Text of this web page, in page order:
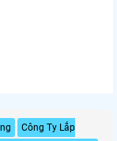
Công Ty Lắp